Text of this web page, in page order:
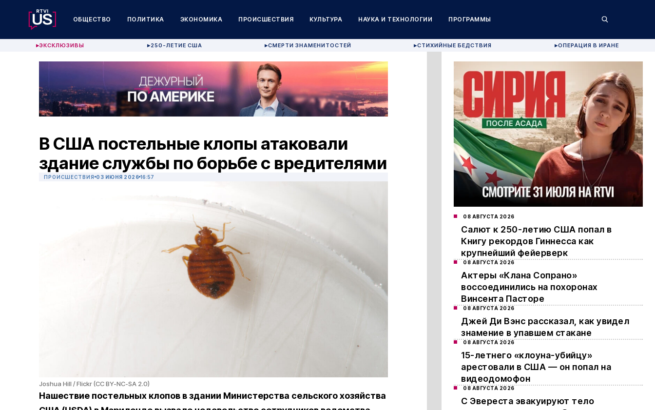
ОБЩЕСТВО ПОЛИТИКА ЭКОНОМИКА ПРОИСШЕСТВИЯ КУЛЬТУРА НАУКА И ТЕХНОЛОГИИ ПРОГРАММЫ
▶ЭКСКЛЮЗИВЫ ▶250-ЛЕТИЕ США ▶СМЕРТИ ЗНАМЕНИТОСТЕЙ ▶СТИХИЙНЫЕ БЕДСТВИЯ ▶ОПЕРАЦИЯ В ИРАНЕ
В США постельные клопы атаковали
здание службы по борьбе с вредителями
ПРОИСШЕСТВИЯ 03 ИЮНЯ 2026 16:57
Joshua Hill / Flickr (CC BY-NC-SA 2.0)
Нашествие постельных клопов в здании Министерства сельского хозяйства
08 АВГУСТА 2026
Салют к 250-летию США попал в
Книгу рекордов Гиннесса как
крупнейший фейерверк
08 АВГУСТА 2026
Актеры «Клана Сопрано»
воссоединились на похоронах
Винсента Пасторе
08 АВГУСТА 2026
Джей Ди Вэнс рассказал, как увидел
знамение в упавшем стакане
08 АВГУСТА 2026
15-летнего «клоуна-убийцу»
арестовали в США — он попал на
видеодомофон
08 АВГУСТА 2026
С Эвереста эвакуируют тело